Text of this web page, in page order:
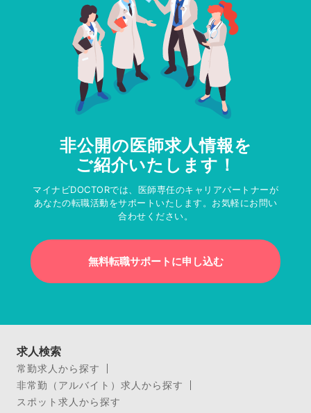
非公開の医師求人情報を
ご紹介いたします！
マイナビDOCTORでは、医師専任のキャリアパートナーが
あなたの転職活動をサポートいたします。お気軽にお問い
合わせください。
無料転職サポートに申し込む
求人検索
常勤求人から探す
非常勤（アルバイト）求人から探す
スポット求人から探す